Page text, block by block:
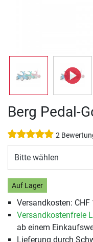
Berg Pedal-
2
Bitte wählen
Auf Lager
Versandkosten: CHF
Versandkostenfreie
ab einem
Lieferung durch